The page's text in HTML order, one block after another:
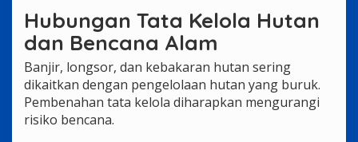
Hubungan Tata Kelola Hutan
dan Bencana Alam
Banjir, longsor, dan kebakaran hutan sering
dikaitkan dengan pengelolaan hutan yang buruk.
Pembenahan tata kelola diharapkan mengurangi
risiko bencana.